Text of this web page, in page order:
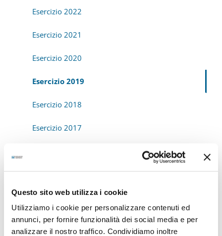
Questo sito web utilizza i cookie
Utilizziamo i cookie per personalizzare contenuti ed
annunci, per fornire funzionalità dei social media e per
analizzare il nostro traffico. Condividiamo inoltre
Esercizio 2022
Esercizio 2021
Esercizio 2020
Esercizio 2019
Esercizio 2018
Esercizio 2017
Esercizio 2015
Esercizio 2014
Esercizio 2013